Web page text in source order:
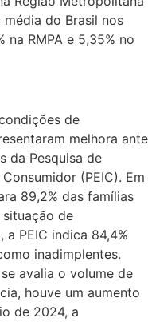
do Brasil nos
na RMPA e 5,35% no
de
melhora ante
da Pesquisa de
(PEIC). Em
89,2% das famílias
situação de
a PEIC indica 84,4%
inadimplentes.
avalia o volume de
houve um aumento
de 2024, a